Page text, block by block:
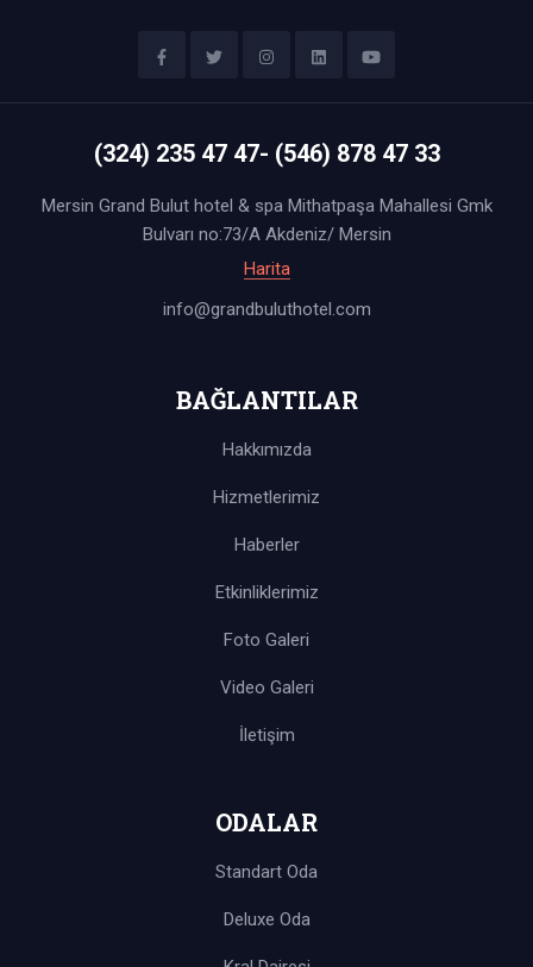
(324) 235 47 47- (546) 878 47 33
Mersin Grand Bulut hotel & spa Mithatpaşa Mahallesi Gmk
Bulvarı no:73/A Akdeniz/ Mersin
Harita
info@grandbuluthotel.com
BAĞLANTILAR
Hakkımızda
Hizmetlerimiz
Haberler
Etkinliklerimiz
Foto Galeri
Video Galeri
İletişim
ODALAR
Standart Oda
Deluxe Oda